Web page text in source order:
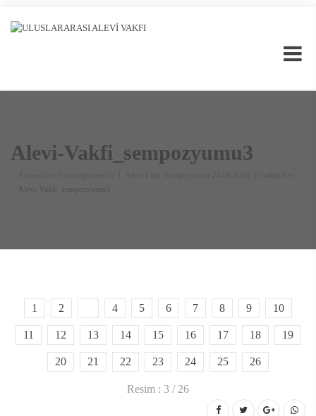
Alevi-Vakfi_sempozyumu3
›› ››
››
Alevi-Vakfi_sempozyumu3
1 2 4 5 6 7 8 9 10
11 12 13 14 15 16 17 18 19
20 21 22 23 24 25 26
Resim : 3 / 26